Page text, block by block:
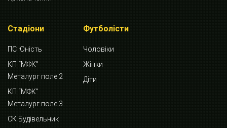
Стадіони
ПС Юність
КП “МФК”
Металург поле 2
КП “МФК”
Металург поле 3
СК Будівельник
Футболісти
Чоловіки
Жінки
Діти